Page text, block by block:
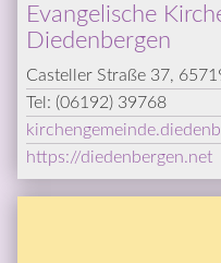
Evangelische
Diedenbergen
Casteller Straße 37,
Tel: (06192) 39768
https://diedenbergen.net